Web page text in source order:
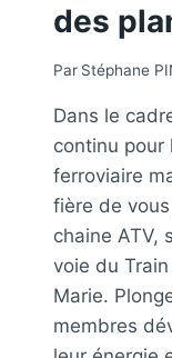
E
T
des
Par Stéphane
Dans le
continu pour
ferroviaire
fière de
chaine ATV,
voie du
Marie.
membres